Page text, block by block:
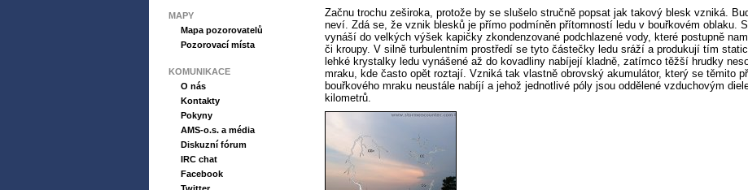
MAPY
Mapa pozorovatelů
Pozorovací místa
KOMUNIKACE
O nás
Kontakty
Pokyny
AMS-o.s. a média
Diskuzní fórum
IRC chat
Facebook
Začnu trochu zeširoka, protože by se slušelo stručně popsat jak takový blesk vzniká.
neví. Zdá se, že vznik blesků je přímo podmíněn přítomností ledu v bouřkovém oblaku.
vynáší do velkých výšek kapičky zkondenzované podchlazené vody, které postupně
či kroupy. V silně turbulentním prostředí se tyto částečky ledu sráží a produkují tím
lehké krystalky ledu vynášené až do kovadliny nabíjejí kladně, zatímco těžší hrudky
mraku, kde často opět roztají. Vzniká tak vlastně obrovský akumulátor, který se těmito
bouřkového mraku neustále nabíjí a jehož jednotlivé póly jsou oddělené vzduchovým
kilometrů.